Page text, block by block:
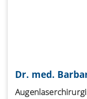
Dr. med.